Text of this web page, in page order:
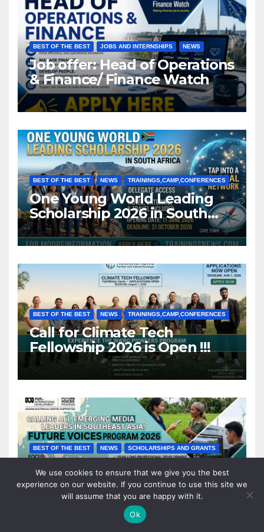
BEST OF THE BEST JOBS AND INTERNSHIPS NEWS
Job offer: Head of Operations
& Finance/ Finance Watch
BEST OF THE BEST NEWS TRAININGS,CAMP,CONFERENCES
One Young World Leading
Scholarship 2026 in South
Africa (Fully Funded)
BEST OF THE BEST NEWS TRAININGS,CAMP,CONFERENCES
Call for Climate Tech
Fellowship 2026 is Open !!!
BEST OF THE BEST NEWS SCHOLARSHIPS AND GRANTS
ABC International
Development (ABCID) Future
Voices Program 2026
We use cookies to ensure that we give you the best
experience on our website. If you continue to use this site we
will assume that you are happy with it.
Ok